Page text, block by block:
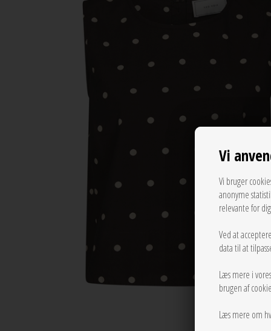
Vi
Vi bruger
anonyme
relevante for
Ved at
data til at
Læs mere i vores
brugen af
Læs mere om